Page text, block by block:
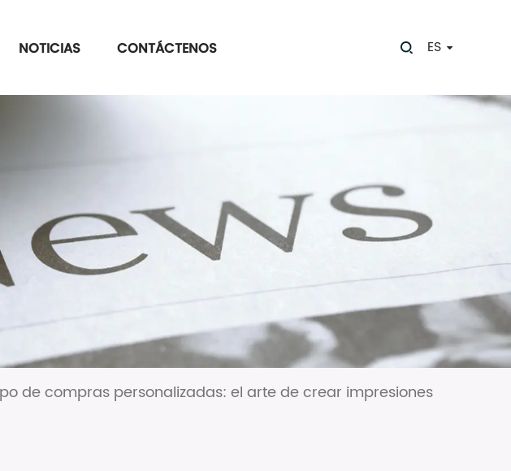
NOTICIAS CONTÁCTENOS ES
de compras personalizadas: el arte de crear impresiones